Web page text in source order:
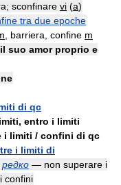
sconfinare vi (a)
tra due epoche
, barriera, confine m
suo amor proprio e
di qc
entro i limiti
limiti / confini di qc
i limiti di
редко — non superare i
confini